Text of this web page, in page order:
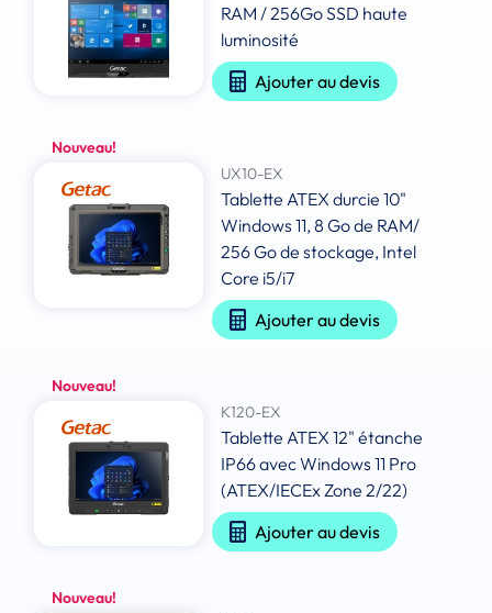
RAM / 256Go SSD haute
luminosité
Ajouter au devis
Nouveau!
UX10-EX
Tablette ATEX durcie 10"
Windows 11, 8 Go de RAM/
256 Go de stockage, Intel
Core i5/i7
Ajouter au devis
Nouveau!
K120-EX
Tablette ATEX 12" étanche
IP66 avec Windows 11 Pro
(ATEX/IECEx Zone 2/22)
Ajouter au devis
Nouveau!